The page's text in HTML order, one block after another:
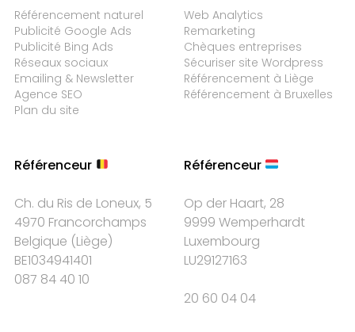
Référencement naturel
Publicité Google Ads
Publicité Bing Ads
Réseaux sociaux
Emailing & Newsletter
Agence SEO
Plan du site
Web Analytics
Remarketing
Chèques entreprises
Sécuriser site Wordpress
Référencement à Liège
Référencement à Bruxelles
Référenceur
Ch. du Ris de Loneux, 5
4970 Francorchamps
Belgique (Liège)
BE1034941401
087 84 40 10
Référenceur
Op der Haart, 28
9999 Wemperhardt
Luxembourg
LU29127163
20 60 04 04